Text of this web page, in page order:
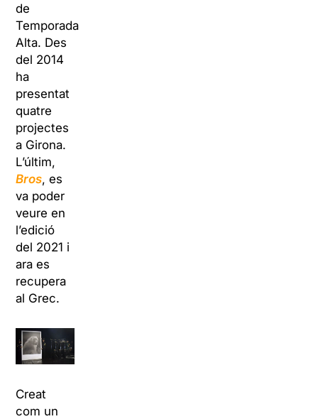
de
Temporada
Alta. Des
del 2014
ha
presentat
quatre
projectes
a Girona.
L’últim,
Bros, es
va poder
veure en
l’edició
del 2021 i
ara es
recupera
al Grec.
Creat
com un